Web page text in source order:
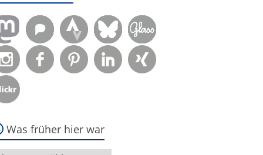
Was früher hier war